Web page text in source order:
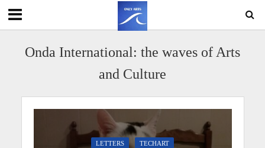
Onda International: the waves of Arts
and Culture
LETTERS TECHART